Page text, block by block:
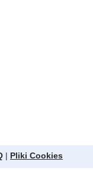
| Pliki Cookies